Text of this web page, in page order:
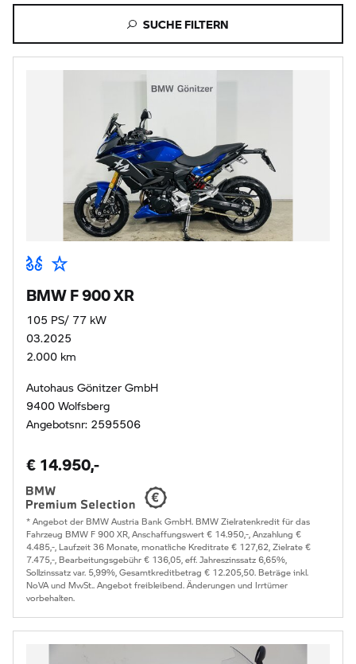
SUCHE FILTERN
BMW F 900 XR
105 PS/ 77 kW
03.2025
2.000 km
Autohaus Gönitzer GmbH
9400 Wolfsberg
Angebotsnr: 2595506
€ 14.950,-
* Angebot der BMW Austria Bank GmbH. BMW Zielratenkredit für das
Fahrzeug BMW F 900 XR, Anschaffungswert € 14.950,-, Anzahlung €
4.485,-, Laufzeit 36 Monate, monatliche Kreditrate € 127,62, Zielrate €
7.475,-, Bearbeitungsgebühr € 136,05, eff. Jahreszinssatz 6,65%,
Sollzinssatz var. 5,99%, Gesamtkreditbetrag € 12.205,50. Beträge inkl.
NoVA und MwSt.. Angebot freibleibend. Änderungen und Irrtümer
vorbehalten.